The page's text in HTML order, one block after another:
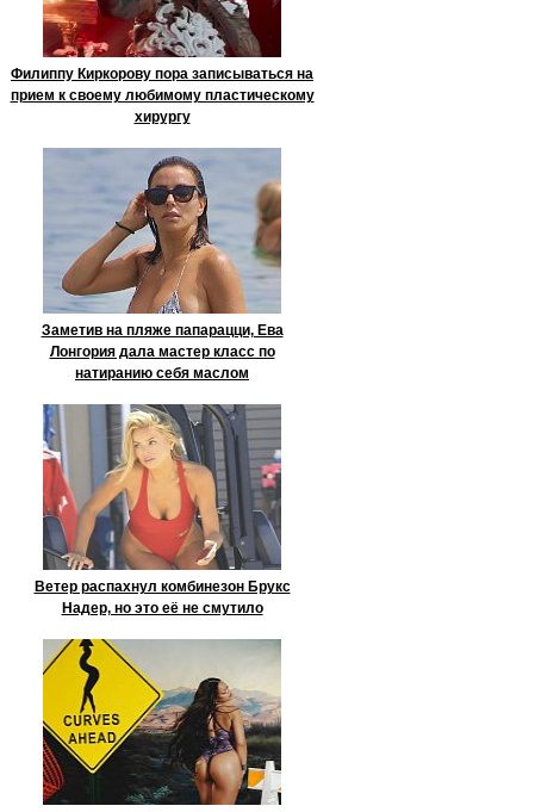
Филиппу Киркорову пора записываться на
прием к своему любимому пластическому
хирургу
Заметив на пляже папарацци, Ева
Лонгория дала мастер класс по
натиранию себя маслом
Ветер распахнул комбинезон Брукс
Надер, но это её не смутило